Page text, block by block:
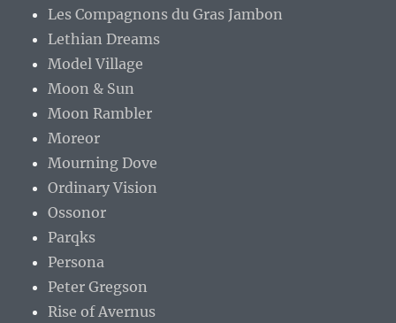
Les Compagnons du Gras Jambon
Lethian Dreams
Model Village
Moon & Sun
Moon Rambler
Moreor
Mourning Dove
Ordinary Vision
Ossonor
Parqks
Persona
Peter Gregson
Rise of Avernus